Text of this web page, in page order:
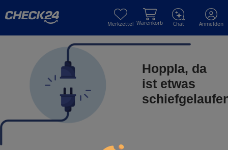
Merkzettel Warenkorb Chat Anmelden
Hoppla, da
ist etwas